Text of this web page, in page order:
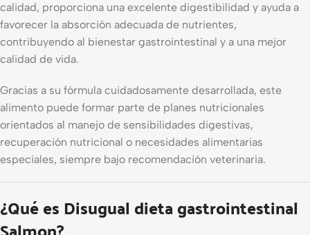
calidad, proporciona una excelente digestibilidad y ayuda a
favorecer la absorción adecuada de nutrientes,
contribuyendo al bienestar gastrointestinal y a una mejor
calidad de vida.
Gracias a su fórmula cuidadosamente desarrollada, este
alimento puede formar parte de planes nutricionales
orientados al manejo de sensibilidades digestivas,
recuperación nutricional o necesidades alimentarias
especiales, siempre bajo recomendación veterinaria.
¿Qué es Disugual dieta gastrointestinal